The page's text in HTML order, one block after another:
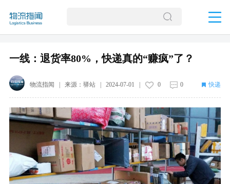
一线：退货率80%，快递真的“赚疯”了？
物流指闻 | 来源： 驿站| 2024-07-01 0 0 快递